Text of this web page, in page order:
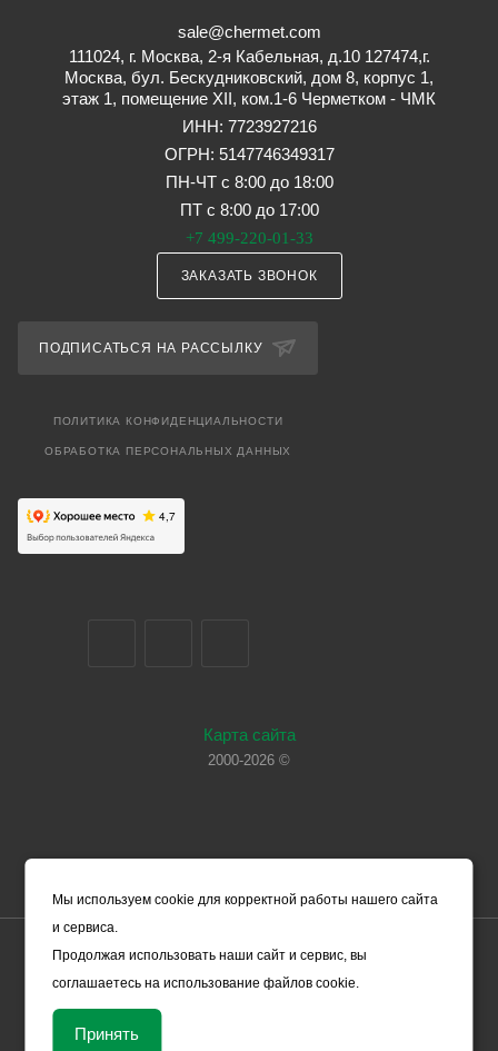
sale@chermet.com
111024, г. Москва, 2-я Кабельная, д.10 127474,г.
Москва, бул. Бескудниковский, дом 8, корпус 1,
этаж 1, помещение XII, ком.1-6 Черметком - ЧМК
ИНН: 7723927216
ОГРН: 5147746349317
ПН-ЧТ с 8:00 до 18:00
ПТ с 8:00 до 17:00
+7 499-220-01-33
ЗАКАЗАТЬ ЗВОНОК
ПОДПИСАТЬСЯ НА РАССЫЛКУ
ПОЛИТИКА КОНФИДЕНЦИАЛЬНОСТИ
ОБРАБОТКА ПЕРСОНАЛЬНЫХ ДАННЫХ
Карта сайта
2000-2026 ©
Цены, указанные на сайте, носят справочный характер и не
являются офертой (в соответствии со ст. 435 ГК РФ). Они могут
Договора. Окончательная стоимость товара формируется
Мы используем cookie для корректной работы нашего сайта
и сервиса.
Продолжая использовать наши сайт и сервис, вы
соглашаетесь на использование файлов cookie.
Принять